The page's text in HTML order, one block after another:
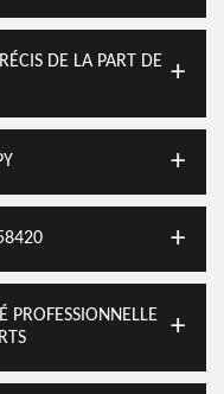
DE LA PART DE
PROFESSIONNELLE